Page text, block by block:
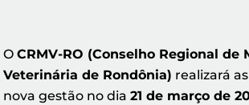
OCRMV-RO (Conselho Regional de
Veterinária de Rondônia) realizará
nova gestão no dia21 de março de